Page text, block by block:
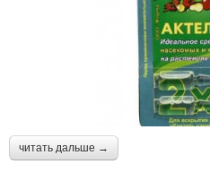
читать дальше →